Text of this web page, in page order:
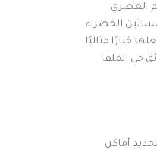
العصري
الخضراء
خيارًا مثاليًا
حي الملقا
أماكن